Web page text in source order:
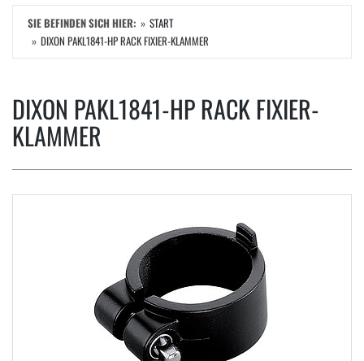
SIE BEFINDEN SICH HIER:
START
DIXON PAKL1841-HP RACK FIXIER-KLAMMER
DIXON PAKL1841-HP RACK FIXIER-
KLAMMER